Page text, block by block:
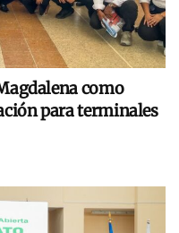
como
para terminales